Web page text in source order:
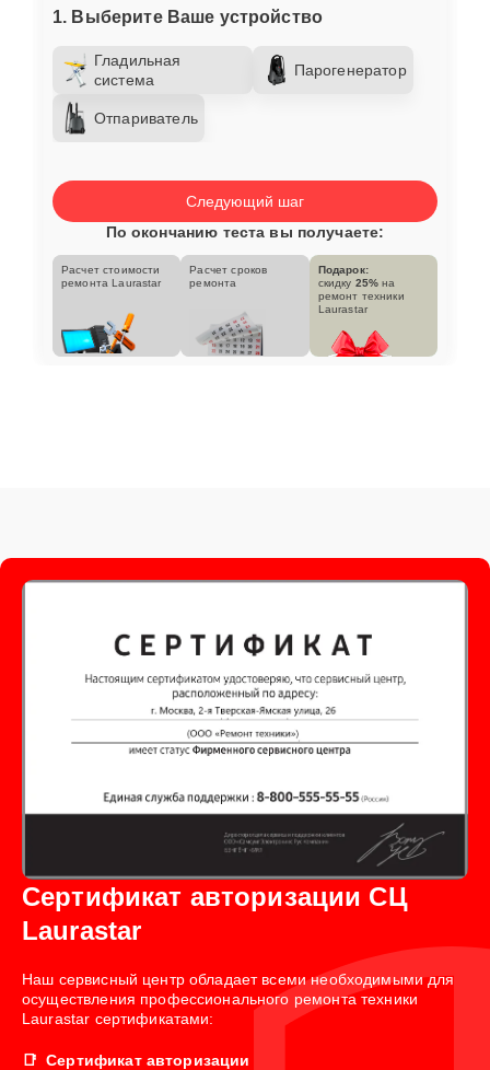
1. Выберите Ваше устройство
Гладильная
система
Парогенератор
Отпариватель
Следующий шаг
По окончанию теста вы получаете:
Расчет стоимости
ремонта Laurastar
Расчет сроков
ремонта
Подарок:
скидку 25% на
ремонт техники
Laurastar
Сертификат авторизации СЦ
Laurastar
Наш сервисный центр обладает всеми необходимыми для
осуществления профессионального ремонта техники
Laurastar сертификатами:
Сертификат авторизации